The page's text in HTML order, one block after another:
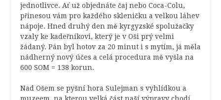
jednotlivce. Ať už objednáte čaj nebo Coca-Colu,
přinesou vám pro každého skleničku a velkou láhev
nápoje. Hned druhý den mě kyrgyzské spolužačky
vzaly ke kadeřníkovi, který je v Oši prý velmi
žádaný. Pán byl hotov za 20 minut i s mytím, já měla
nádherný nový účes a celá procedura mě vyšla na
600 SOM = 138 korun.
Nad Ošem se pyšní hora Sulejman s vyhlídkou a